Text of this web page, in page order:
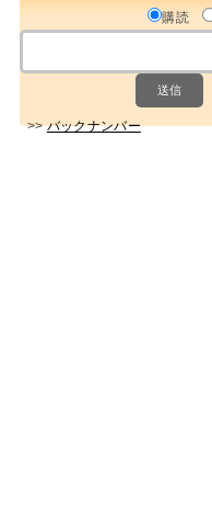
購読
>>バックナンバー